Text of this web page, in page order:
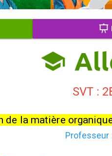
SVT :
de la matière
Professeur